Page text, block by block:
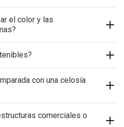
el color y las
con una celosía
comerciales o